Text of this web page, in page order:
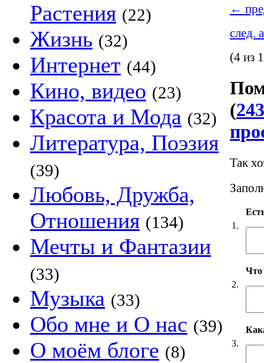
Растения (22)
Жизнь (32)
Интернет (44)
Кино, видео (23)
Красота и Мода (32)
Литература, Поэзия
(39)
Любовь, Дружба,
Отношения (134)
Мечты и Фантазии
(33)
Музыка (33)
Обо мне и О нас (39)
О моём блоге (8)
←
след.
(4 из
(
Так
1.
2.
Что
3.